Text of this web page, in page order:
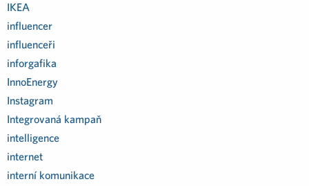
IKEA
influencer
influenceři
inforgafika
InnoEnergy
Instagram
Integrovaná kampaň
intelligence
internet
interní komunikace